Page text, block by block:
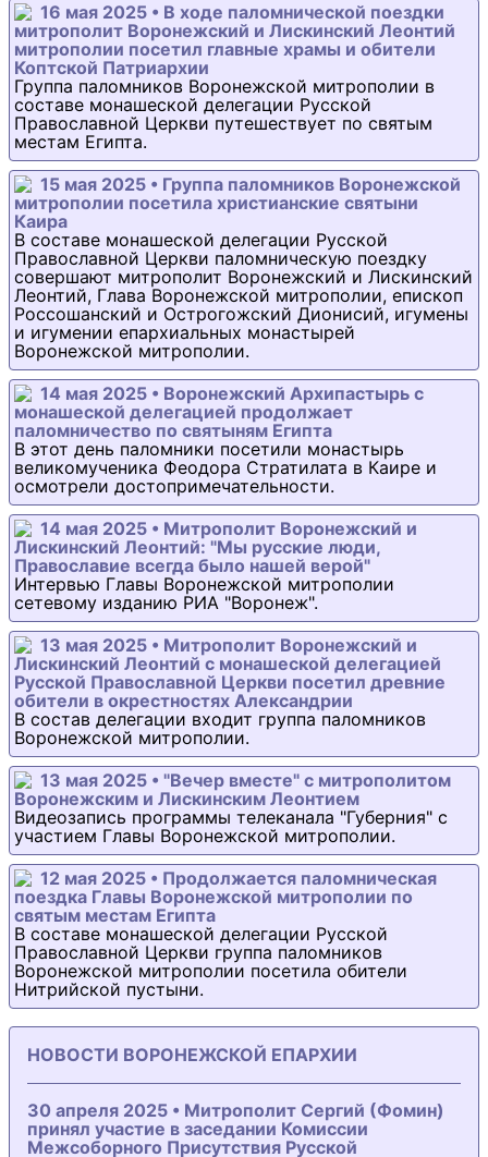
16 мая 2025 • В ходе паломнической поездки
митрополит Воронежский и Лискинский Леонтий
митрополии посетил главные храмы и обители
Коптской Патриархии
Группа паломников Воронежской митрополии в
составе монашеской делегации Русской
Православной Церкви путешествует по святым
местам Египта.
15 мая 2025 • Группа паломников Воронежской
митрополии посетила христианские святыни
Каира
В составе монашеской делегации Русской
Православной Церкви паломническую поездку
совершают митрополит Воронежский и Лискинский
Леонтий, Глава Воронежской митрополии, епископ
Россошанский и Острогожский Дионисий, игумены
и игумении епархиальных монастырей
Воронежской митрополии.
14 мая 2025 • Воронежский Архипастырь с
монашеской делегацией продолжает
паломничество по святыням Египта
В этот день паломники посетили монастырь
великомученика Феодора Стратилата в Каире и
осмотрели достопримечательности.
14 мая 2025 • Митрополит Воронежский и
Лискинский Леонтий: "Мы русские люди,
Православие всегда было нашей верой"
Интервью Главы Воронежской митрополии
сетевому изданию РИА "Воронеж".
13 мая 2025 • Митрополит Воронежский и
Лискинский Леонтий с монашеской делегацией
Русской Православной Церкви посетил древние
обители в окрестностях Александрии
В состав делегации входит группа паломников
Воронежской митрополии.
13 мая 2025 • "Вечер вместе" с митрополитом
Воронежским и Лискинским Леонтием
Видеозапись программы телеканала "Губерния" с
участием Главы Воронежской митрополии.
12 мая 2025 • Продолжается паломническая
поездка Главы Воронежской митрополии по
святым местам Египта
В составе монашеской делегации Русской
Православной Церкви группа паломников
Воронежской митрополии посетила обители
Нитрийской пустыни.
НОВОСТИ ВОРОНЕЖСКОЙ ЕПАРХИИ
30 апреля 2025 • Митрополит Сергий (Фомин)
принял участие в заседании Комиссии
Межсоборного Присутствия Русской